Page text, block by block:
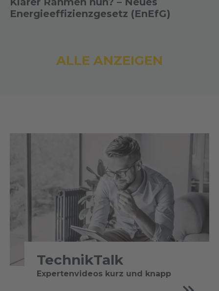
Energieeffizienzgesetz (EnEfG)
ALLE ANZEIGEN
TechnikTalk
Expertenvideos kurz und knapp